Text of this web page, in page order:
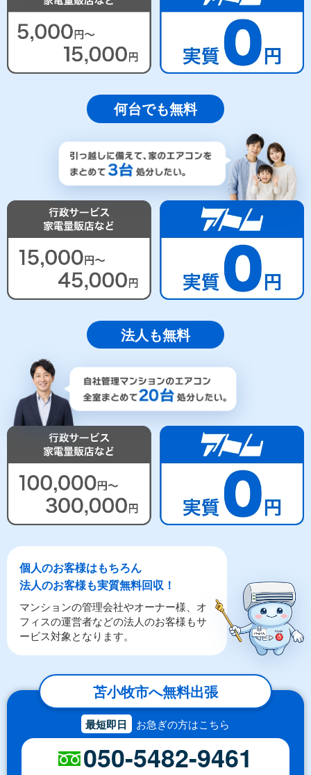
何台でも無料
法人も無料
個人のお客様はもちろん
法人のお客様も実質無料回収！
マンションの管理会社やオーナー様、オ
フィスの運営者などの法人のお客様もサ
ービス対象となります。
苫小牧市へ無料出張
最短即日 お急ぎの方はこちら
050-5482-9461